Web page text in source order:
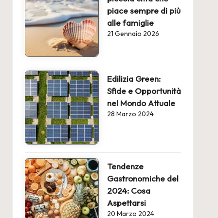
piace sempre di più
alle famiglie
21 Gennaio 2026
Edilizia Green:
Sfide e Opportunità
nel Mondo Attuale
28 Marzo 2024
Tendenze
Gastronomiche del
2024: Cosa
Aspettarsi
20 Marzo 2024